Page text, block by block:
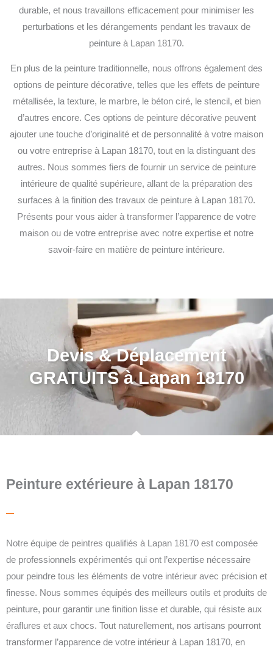
durable, et nous travaillons efficacement pour minimiser les
perturbations et les dérangements pendant les travaux de
peinture à Lapan 18170.
En plus de la peinture traditionnelle, nous offrons également des
options de peinture décorative, telles que les effets de peinture
métallisée, la texture, le marbre, le béton ciré, le stencil, et bien
d’autres encore. Ces options de peinture décorative peuvent
ajouter une touche d’originalité et de personnalité à votre maison
ou votre entreprise à Lapan 18170, tout en la distinguant des
autres. Nous sommes fiers de fournir un service de peinture
intérieure de qualité supérieure, allant de la préparation des
surfaces à la finition des travaux de peinture à Lapan 18170.
Présents pour vous aider à transformer l’apparence de votre
maison ou de votre entreprise avec notre expertise et notre
savoir-faire en matière de peinture intérieure.
Devis & Déplacement
GRATUITS à Lapan 18170
Peinture extérieure à Lapan 18170
Notre équipe de peintres qualifiés à Lapan 18170 est composée
de professionnels expérimentés qui ont l’expertise nécessaire
pour peindre tous les éléments de votre intérieur avec précision et
finesse. Nous sommes équipés des meilleurs outils et produits de
peinture, pour garantir une finition lisse et durable, qui résiste aux
éraflures et aux chocs. Tout naturellement, nos artisans pourront
transformer l’apparence de votre intérieur à Lapan 18170, en